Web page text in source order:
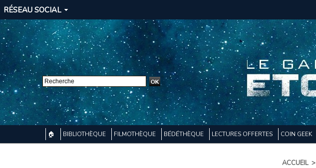
RÉSEAU SOCIAL
🏠 BIBLIOTHÈQUE FILMOTHÈQUE BÉDÉTHÈQUE LECTURES OFFERTES COIN GEEK
ACCUEIL >